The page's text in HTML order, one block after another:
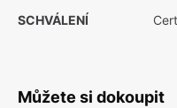
SCHVÁLENÍ
Můžete si dokoupit